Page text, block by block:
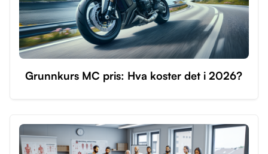
Grunnkurs MC pris: Hva koster det i 2026?